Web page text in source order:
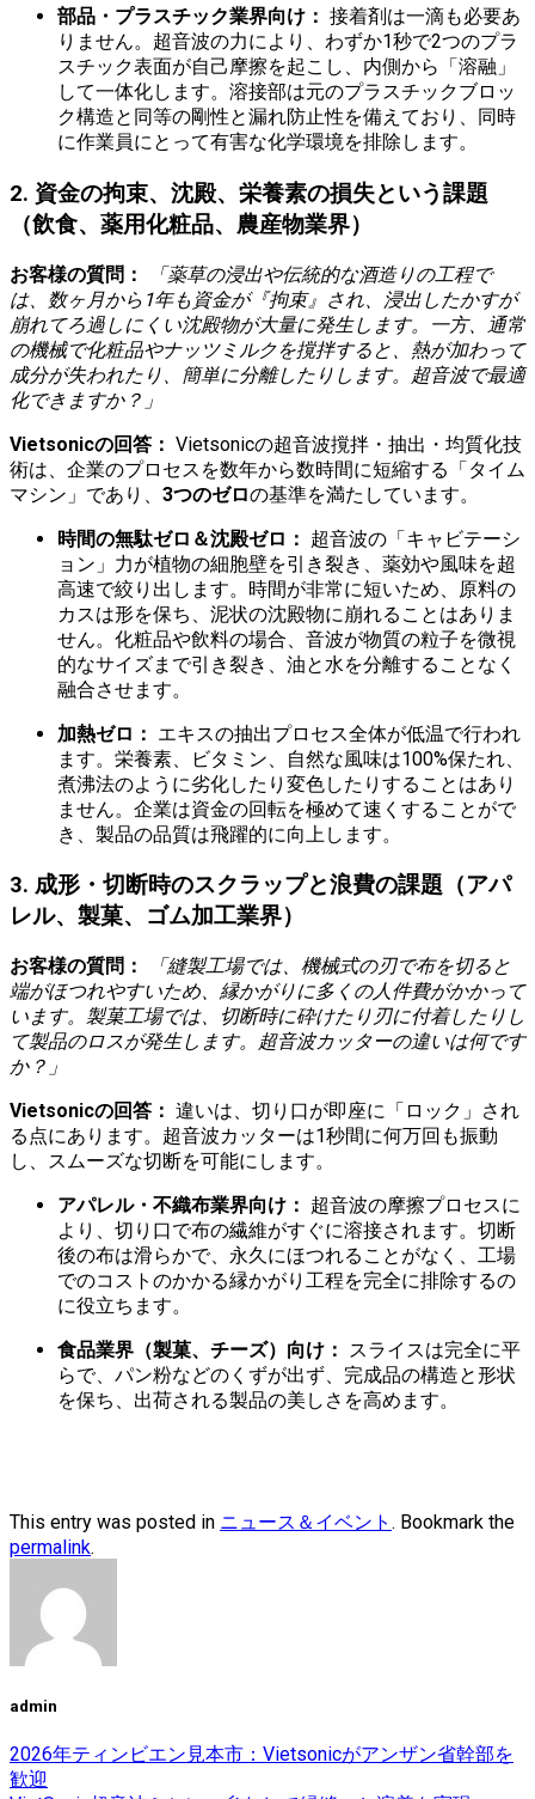
部品・プラスチック業界向け： 接着剤は一滴も必要あ
りません。超音波の力により、わずか1秒で2つのプラ
スチック表面が自己摩擦を起こし、内側から「溶融」
して一体化します。溶接部は元のプラスチックブロッ
ク構造と同等の剛性と漏れ防止性を備えており、同時
に作業員にとって有害な化学環境を排除します。
2. 資金の拘束、沈殿、栄養素の損失という課題
（飲食、薬用化粧品、農産物業界）
お客様の質問：
「薬草の浸出や伝統的な酒造りの工程で
は、数ヶ月から1年も資金が『拘束』され、浸出したかすが
崩れてろ過しにくい沈殿物が大量に発生します。一方、通常
の機械で化粧品やナッツミルクを撹拌すると、熱が加わって
成分が失われたり、簡単に分離したりします。超音波で最適
化できますか？」
Vietsonicの回答： Vietsonicの超音波撹拌・抽出・均質化技
術は、企業のプロセスを数年から数時間に短縮する「タイム
マシン」であり、 3つのゼロの基準を満たしています。
時間の無駄ゼロ＆沈殿ゼロ： 超音波の「キャビテーシ
ョン」力が植物の細胞壁を引き裂き、薬効や風味を超
高速で絞り出します。時間が非常に短いため、原料の
カスは形を保ち、泥状の沈殿物に崩れることはありま
せん。化粧品や飲料の場合、音波が物質の粒子を微視
的なサイズまで引き裂き、油と水を分離することなく
融合させます。
加熱ゼロ： エキスの抽出プロセス全体が低温で行われ
ます。栄養素、ビタミン、自然な風味は100%保たれ、
煮沸法のように劣化したり変色したりすることはあり
ません。企業は資金の回転を極めて速くすることがで
き、製品の品質は飛躍的に向上します。
3. 成形・切断時のスクラップと浪費の課題（アパ
レル、製菓、ゴム加工業界）
お客様の質問：
「縫製工場では、機械式の刃で布を切ると
端がほつれやすいため、縁かがりに多くの人件費がかかって
います。製菓工場では、切断時に砕けたり刃に付着したりし
て製品のロスが発生します。超音波カッターの違いは何です
か？」
Vietsonicの回答： 違いは、切り口が即座に「ロック」され
る点にあります。超音波カッターは1秒間に何万回も振動
し、スムーズな切断を可能にします。
アパレル・不織布業界向け： 超音波の摩擦プロセスに
より、切り口で布の繊維がすぐに溶接されます。切断
後の布は滑らかで、永久にほつれることがなく、工場
でのコストのかかる縁かがり工程を完全に排除するの
に役立ちます。
食品業界（製菓、チーズ）向け： スライスは完全に平
らで、パン粉などのくずが出ず、完成品の構造と形状
を保ち、出荷される製品の美しさを高めます。
This entry was posted in ニュース＆イベント . Bookmark the
permalink.
admin
2026年ティンビエン見本市：Vietsonicがアンザン省幹部を
歓迎